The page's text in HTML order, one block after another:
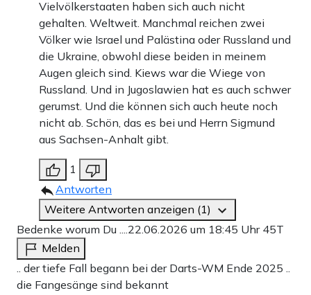
Vielvölkerstaaten haben sich auch nicht
gehalten. Weltweit. Manchmal reichen zwei
Völker wie Israel und Palästina oder Russland und
die Ukraine, obwohl diese beiden in meinem
Augen gleich sind. Kiews war die Wiege von
Russland. Und in Jugoslawien hat es auch schwer
gerumst. Und die können sich auch heute noch
nicht ab. Schön, das es bei und Herrn Sigmund
aus Sachsen-Anhalt gibt.
1
Antworten
Weitere Antworten anzeigen (1)
Bedenke worum Du ....22.06.2026 um 18:45 Uhr 45T
Melden
.. der tiefe Fall begann bei der Darts-WM Ende 2025 ..
die Fangesänge sind bekannt